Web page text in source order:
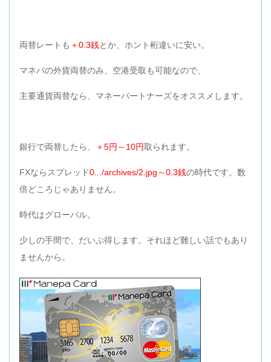
両替レートも ＋0.3銭とか、ホント桁違いに安い。
マネパの外貨両替のみ、空港受取も可能なので、
主要通貨両替なら、マネーパートナーズをオススメします。
銀行で両替したら、 ＋5円～10円取られます。
FXならスプレッド0.../archives/2.jpg～0.3銭の時代です。数
倍どころじゃありません。
時代はグローバル。
少しの手間で、だいぶ得します。それほど難しい話でもあり
ませんから。